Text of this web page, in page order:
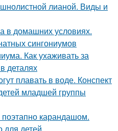
лианой. Виды и
в домашних условиях.
сингониумов
Как ухаживать за
деталях
плавать в воде. Конспект
младшей группы
карандашом.